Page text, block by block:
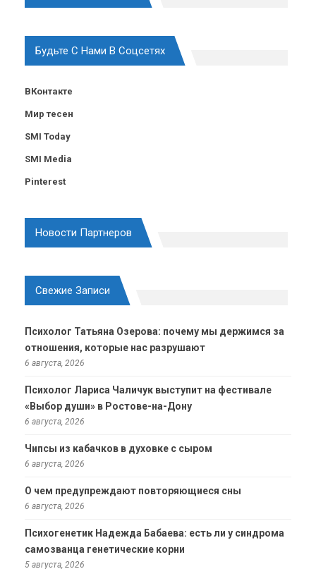
Будьте С Нами В Соцсетях
ВКонтакте
Мир тесен
SMI Today
SMI Media
Pinterest
Новости Партнеров
Свежие Записи
Психолог Татьяна Озерова: почему мы держимся за
отношения, которые нас разрушают
6 августа, 2026
Психолог Лариса Чаличук выступит на фестивале
«Выбор души» в Ростове-на-Дону
6 августа, 2026
Чипсы из кабачков в духовке с сыром
6 августа, 2026
О чем предупреждают повторяющиеся сны
6 августа, 2026
Психогенетик Надежда Бабаева: есть ли у синдрома
самозванца генетические корни
5 августа, 2026